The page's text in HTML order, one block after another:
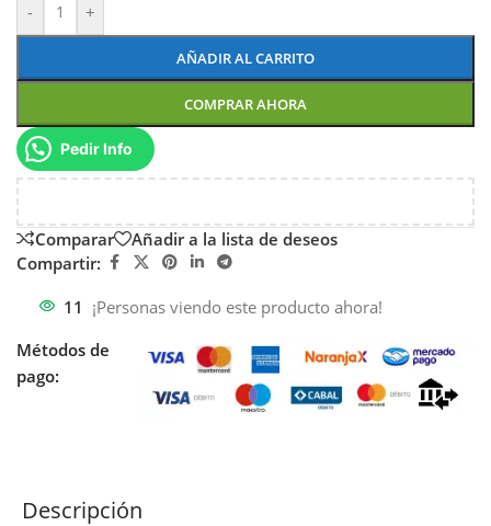
- +
AÑADIR AL CARRITO
COMPRAR AHORA
Pedir Info
Comparar
Añadir a la lista de deseos
Compartir:
11 ¡Personas viendo este producto ahora!
Métodos de
pago:
Descripción